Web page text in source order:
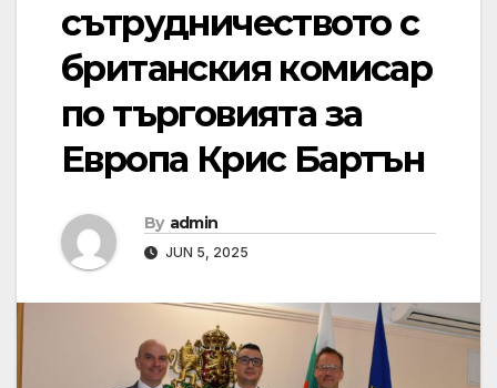
сътрудничеството с
британския комисар
по търговията за
Европа Крис Бартън
By admin
JUN 5, 2025